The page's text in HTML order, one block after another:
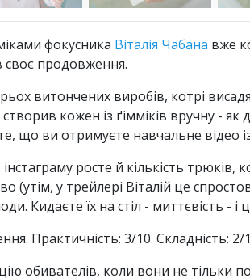
фокусника Віталія Чабана вже
своє продовження.
витончених виробів, котрі
створив кожен із ґімміків вручну -
що ви отримуєте навчальне відео
росте й кількість
(утім, у трейлері Віталій це
Кидаєте їх на стіл - миттєвість - і
Практичність: 3/10. Складність: 2/
обивателів, коли вони не